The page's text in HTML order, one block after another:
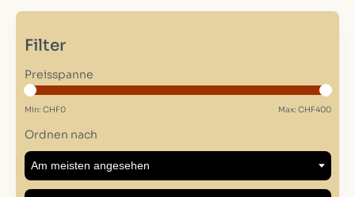
Filter
Preisspanne
Min: CHF0 Max: CHF400
Ordnen nach